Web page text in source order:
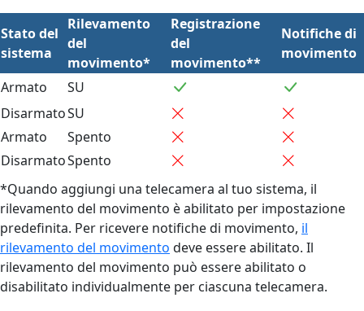
Stato del
sistema
Rilevamento
del
movimento*
Registrazione
del
movimento**
Notifiche di
movimento
Armato
SU
DisarmatoSU
Armato
Spento
DisarmatoSpento
*Quando aggiungi una telecamera al tuo sistema, il
rilevamento del movimento è abilitato per impostazione
predefinita. Per ricevere notifiche di movimento, il
rilevamento del movimento deve essere abilitato. Il
rilevamento del movimento può essere abilitato o
disabilitato individualmente per ciascuna telecamera.